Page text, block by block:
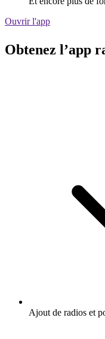
Ouvrir l'app
Obtenez
Ajout de radios et